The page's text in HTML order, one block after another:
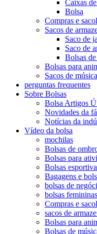
Caixas
Bolsa
Compras e
Sacos de
Saco de
Saco de
Bolsas
Bolsas para
Sacos de música
perguntas frequentes
Sobre Bolsas
Bolsa Artigos
Novidades da
Notícias da
Vídeo da bolsa
mochilas
Bolsas de
Bolsas para
Bolsas
Bagagens e
bolsas de
bolsas femininas
Compras e
sacos de
Bolsas para
Bolsas de